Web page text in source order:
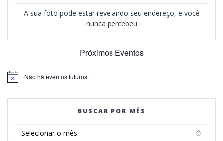
A sua foto pode estar revelando seu endereço, e você
nunca percebeu
Próximos Eventos
Notice Não há eventos futuros.
BUSCAR POR MÊS